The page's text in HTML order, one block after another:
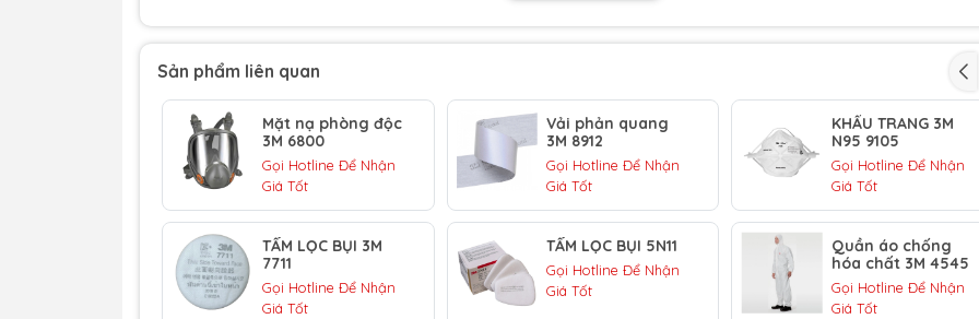
Thiết kế nhỏ gọn, nhẹ: Giúp người dùng thoải mái hơn khi làm việc lâu dài trong môi trường độc hại.
Tiêu chuẩn an toàn nghiêm ngặt: Đạt chứng nhận từ NIOSH – Viện quốc gia về an toàn và sức
nghề nghiệp Hoa Kỳ.
Ứng dụng của phin lọc 3M 6007
Phin lọc 3M 6007 phù hợp với nhiều lĩnh vực và ngành nghề như:
Xử lý hóa chất
Sản phẩm liên quan
Mặt nạ phòng độc
3M 6800
Gọi Hotline Để Nhận
Giá Tốt
Vải phản quang
3M 8912
Gọi Hotline Để Nhận
Giá Tốt
KHẨU TRANG 3M
N95 9105
Gọi Hotline Để Nhận
Giá Tốt
TẤM LỌC BỤI 3M
7711
Gọi Hotline Để Nhận
Giá Tốt
TẤM LỌC BỤI 5N11
Gọi Hotline Để Nhận
Giá Tốt
Quần áo chống
hóa chất 3M 4545
Gọi Hotline Để Nhận
Giá Tốt